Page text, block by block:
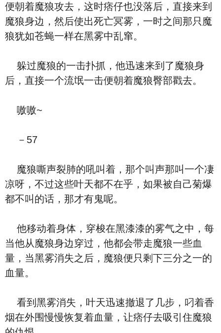
便朝着魔狼攻去，这时痞仔也没落后，直接来到
魔狼身边，然后使出死亡冥雾，一时之间那只魔
狼犹如苍蝇一样在黑雾中乱窜。
躲过魔狼的一击扑抓，他迅速来到了魔狼身
后，直接一个流氓一击便朝着魔狼臀部戳去。
嗷嗷~
－57
魔狼嘶声裂肺的吼叫着，那个叫声那叫一个凄
凉呀，不过这些叶天都不在乎，如果被自己菊爆
都不叫的话，那才有鬼呢。
他移动着身体，穿梭在黑漆漆的雾气之中，每
当他从魔狼身边穿过，他都会带走魔狼一些血
量，当黑雾消失之后，魔狼便只剩下三分之一的
血量。
看到黑雾消失，叶天迅速撤退了几步，叼着香
烟在外围慢慢恢复着血量，让痞仔去吸引住魔狼